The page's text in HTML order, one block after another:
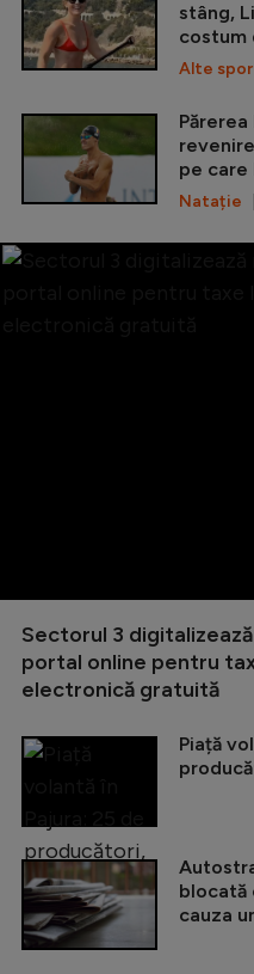
stâng,
costum
Alte
pe care
Natație
Sectorul 3
portal online pentru
electronică gratuită
Piață
blocată
cauza